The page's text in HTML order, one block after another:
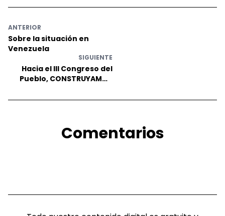
ANTERIOR
Sobre la situación en
Venezuela
SIGUIENTE
Hacia el III Congreso del
Pueblo, CONSTRUYAMOS
Comentarios